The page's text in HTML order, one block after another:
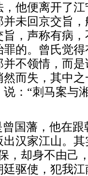
他便离开了
未回京交旨
，声称有病
的。曾氏觉
不领情，而
而失，其中
：“刺马案与
国藩，他在
汉家江山。
，却身不由己
驱使，犯我